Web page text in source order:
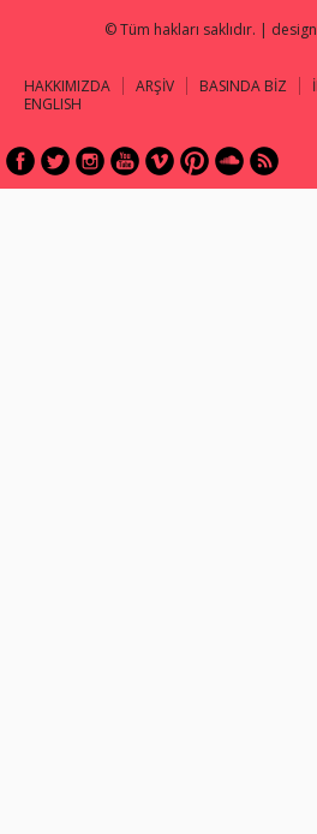
© Tüm hakları saklıdır. |
HAKKIMIZDA ARŞİV BASINDA BİZ
ENGLISH